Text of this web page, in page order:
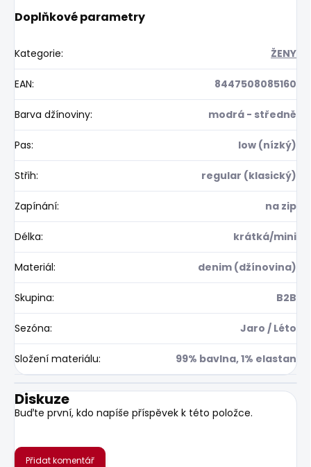
Doplňkové parametry
Kategorie: ŽENY
EAN: 8447508085160
Barva džínoviny: modrá - středně
Pas: low (nízký)
Střih: regular (klasický)
Zapínání: na zip
Délka: krátká/mini
Materiál: denim (džínovina)
Skupina: B2B
Sezóna: Jaro / Léto
Složení materiálu: 99% bavlna, 1% elastan
Diskuze
Buďte první, kdo napíše příspěvek k této položce.
Přidat komentář